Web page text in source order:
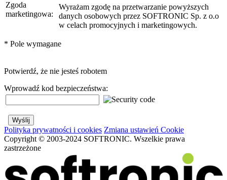
Zgoda
marketingowa:
Wyrażam zgodę na przetwarzanie powyższych
danych osobowych przez SOFTRONIC Sp. z o.o
w celach promocyjnych i marketingowych.
* Pole wymagane
Potwierdź, że nie jesteś robotem
Wprowadź kod bezpieczeństwa:
Polityka prywatności i cookies Zmiana ustawień Cookie
Copyright © 2003-2024 SOFTRONIC. Wszelkie prawa
zastrzeżone